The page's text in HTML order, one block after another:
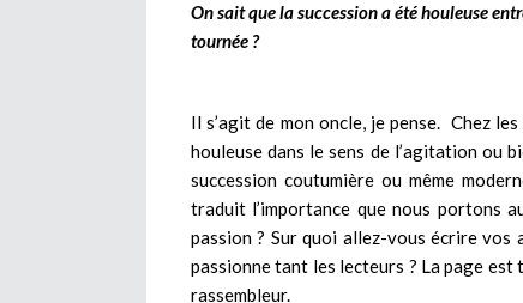
On sait que la succession a été houleuse
tournée ?
Il s’agit de mon oncle, je pense. Chez
houleuse dans le sens de l’agitation ou
succession coutumière ou même
traduit l’importance que nous portons
passion ? Sur quoi allez-vous écrire
passionne tant les lecteurs ? La page
rassembleur.